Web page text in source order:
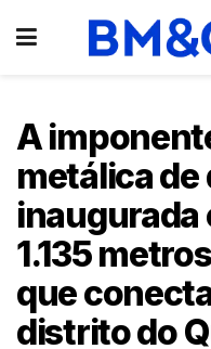
A
metálica de
inaugurada
1.135
que
distrito do